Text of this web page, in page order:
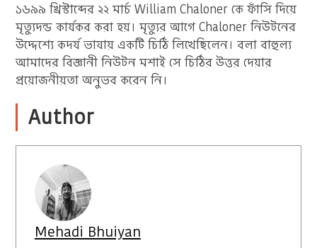
১৬৯৯ খ্রিস্টাব্দের ২২ মার্চ William Chaloner কে ফাঁসি দিয়ে
মৃত্যুদন্ড কার্যকর করা হয়। মৃত্যুর আগে Chaloner নিউটনের
উদ্দেশ্যে কদর্য ভাষায় একটি চিঠি লিখেছিলেন। বলা বাহুল্য
আমাদের বিজ্ঞানী নিউটন মশাই সে চিঠির উত্তর দেয়ার
প্রয়োজনীয়তা অনুভব করেন নি।
Author
Mehadi Bhuiyan